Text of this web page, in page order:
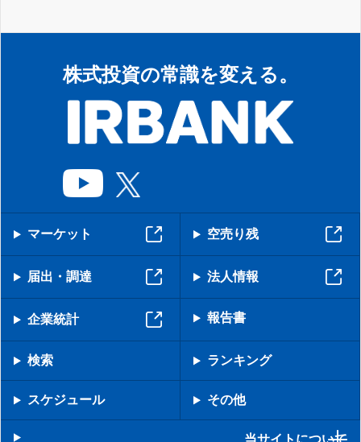
株式投資の常識を変える。
マーケット 空売り残
届出・調達 法人情報
企業統計 報告書
検索 ランキング
スケジュール その他